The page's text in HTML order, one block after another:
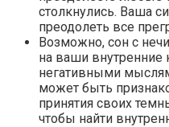
столкнулись. Ваша
преодолеть все
Возможно, сон с
на ваши внутренние
негативными
может быть
принятия своих
чтобы найти